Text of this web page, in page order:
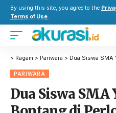
By using this site, you agree to the
Terms of Use.
> Ragam > Pariwara > Dua Siswa SMA Yabis
PARIWARA
Dua Siswa SMA